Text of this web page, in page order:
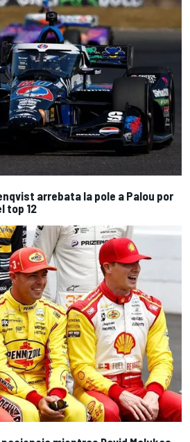
arrebata la pole a Palou por
top 12